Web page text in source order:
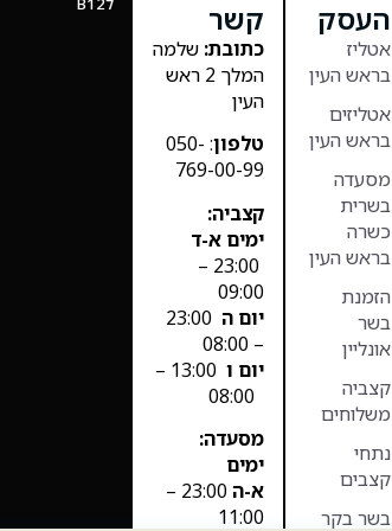
העסק
אטליז
בראש העין
אטליזים
בראש העין
מסעדה
בשרית
כשרה
בראש העין
הזמנת
בשר
אונליין
קצביה
משלוחים
נתחי
קצבים
בשר בקר
קשר
כתובת: שלמה
המלך 2 ראש
העין
טלפון : 050-
769-00-99
קצביה:
ימים א-ד
23:00 –
09:00
יום ה 23:00
– 08:00
יום ו
13:00 –
מסעדה:
ימים
א-ה
23:00 –
11:00